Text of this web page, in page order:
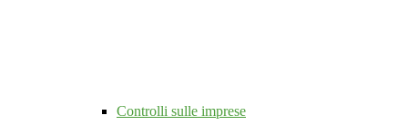
Controlli sulle imprese